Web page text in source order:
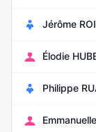
Jérôme
Élodie
Philippe